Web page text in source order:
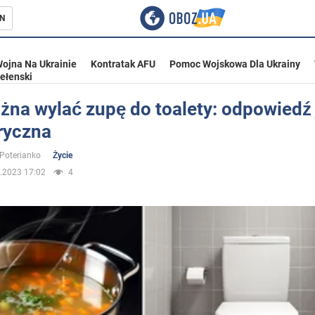
Ukrainie
Na Ukrainie Kontratak AFU Pomoc Wojskowa Dla Ukrainy
wylać zupę do toalety:
Życie
17:02
4